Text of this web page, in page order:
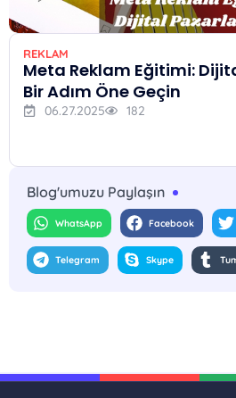
REKLAM
Meta Reklam Eğitimi:
Bir Adım Öne Geçin
06.27.2025 182
Blog'umuzu Paylaşın
WhatsApp Facebook
Telegram Skype